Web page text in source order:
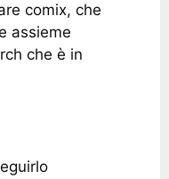
comix, che
assieme
che è in